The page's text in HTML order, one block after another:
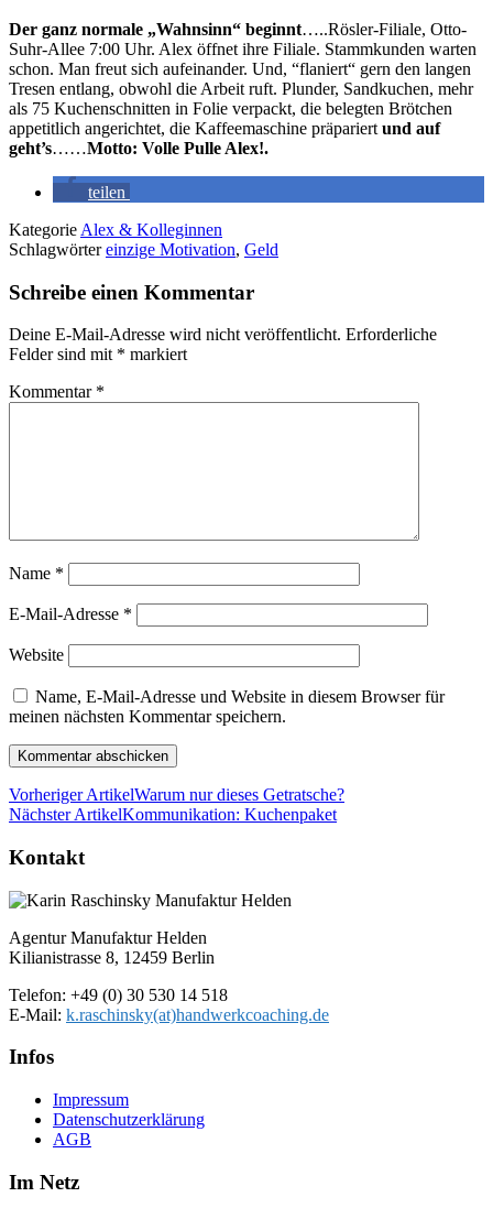
Der ganz normale „Wahnsinn“ beginnt…..Rösler-Filiale, Otto-
Suhr-Allee 7:00 Uhr. Alex öffnet ihre Filiale. Stammkunden warten
schon. Man freut sich aufeinander. Und, “flaniert“ gern den langen
Tresen entlang, obwohl die Arbeit ruft. Plunder, Sandkuchen, mehr
als 75 Kuchenschnitten in Folie verpackt, die belegten Brötchen
appetitlich angerichtet, die Kaffeemaschine präpariert und auf
geht’s……Motto: Volle Pulle Alex!.
teilen
Kategorie Alex & Kolleginnen
Schlagwörtereinzige Motivation, Geld
Schreibe einen Kommentar
Deine E-Mail-Adresse wird nicht veröffentlicht. Erforderliche
Felder sind mit * markiert
Kommentar *
Name *
E-Mail-Adresse *
Website
Name, E-Mail-Adresse und Website in diesem Browser für
meinen nächsten Kommentar speichern.
Vorheriger ArtikelWarum nur dieses Getratsche?
Nächster ArtikelKommunikation: Kuchenpaket
Kontakt
Agentur Manufaktur Helden
Kilianistrasse 8, 12459 Berlin
Telefon: +49 (0) 30 530 14 518
E-Mail: k.raschinsky(at)handwerkcoaching.de
Infos
Impressum
Datenschutz­erklärung
AGB
Im Netz